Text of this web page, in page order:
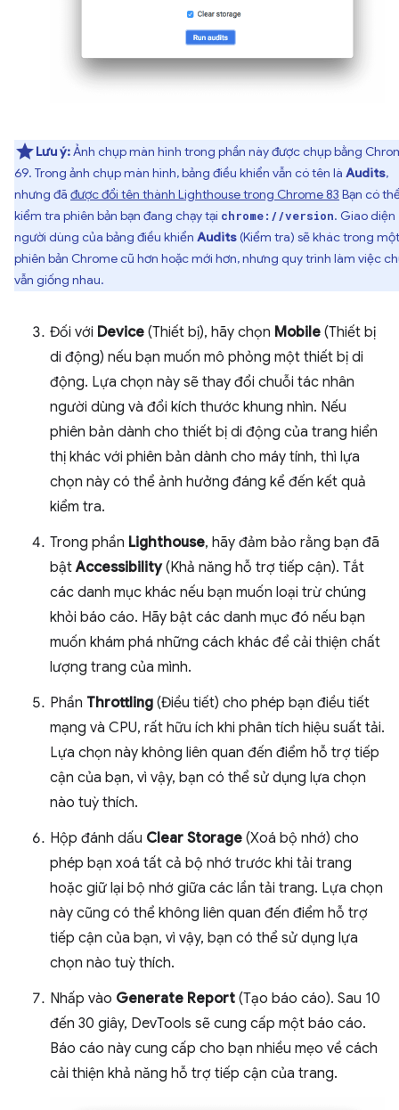
Lưu ý:Ảnh chụp màn hình trong phần này được chụp bằng
69. Trong ảnh chụp màn hình, bảng điều khiển vẫn có tên là Audits,
nhưng đã được đổi tên thành Lighthouse trong Chrome 83 Bạn có
kiểm tra phiên bản bạn đang chạy tại chrome://version. Giao diện
người dùng của bảng điều khiển Audits(Kiểm tra) sẽ khác trong
phiên bản Chrome cũ hơn hoặc mới hơn, nhưng quy trình làm việc
vẫn giống nhau.
Đối với Device (Thiết bị), hãy chọn Mobile (Thiết bị
di động) nếu bạn muốn mô phỏng một thiết bị di
động. Lựa chọn này sẽ thay đổi chuỗi tác nhân
người dùng và đổi kích thước khung nhìn. Nếu
phiên bản dành cho thiết bị di động của trang hiển
thị khác với phiên bản dành cho máy tính, thì lựa
chọn này có thể ảnh hưởng đáng kể đến kết quả
kiểm tra.
Trong phần Lighthouse, hãy đảm bảo rằng bạn đã
bậtAccessibility(Khả năng hỗ trợ tiếp cận). Tắt
các danh mục khác nếu bạn muốn loại trừ chúng
khỏi báo cáo. Hãy bật các danh mục đó nếu bạn
muốn khám phá những cách khác để cải thiện chất
lượng trang của mình.
Phần Throttling (Điều tiết) cho phép bạn điều tiết
mạng và CPU, rất hữu ích khi phân tích hiệu suất tải.
Lựa chọn này không liên quan đến điểm hỗ trợ tiếp
cận của bạn, vì vậy, bạn có thể sử dụng lựa chọn
nào tuỳ thích.
Hộp đánh dấu Clear Storage (Xoá bộ nhớ) cho
phép bạn xoá tất cả bộ nhớ trước khi tải trang
hoặc giữ lại bộ nhớ giữa các lần tải trang. Lựa chọn
này cũng có thể không liên quan đến điểm hỗ trợ
tiếp cận của bạn, vì vậy, bạn có thể sử dụng lựa
chọn nào tuỳ thích.
Nhấp vào Generate Report (Tạo báo cáo). Sau 10
đến 30 giây, DevTools sẽ cung cấp một báo cáo.
Báo cáo này cung cấp cho bạn nhiều mẹo về cách
cải thiện khả năng hỗ trợ tiếp cận của trang.